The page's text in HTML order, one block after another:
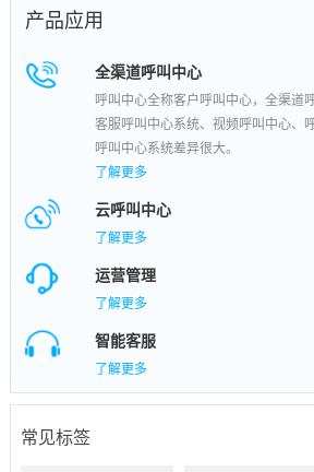
产品应用
全渠道呼叫中心
呼叫中心全称客户呼叫中心，全渠道
客服呼叫中心系统、视频呼叫中心、
呼叫中心系统差异很大。
了解更多
云呼叫中心
了解更多
运营管理
了解更多
智能客服
了解更多
常见标签